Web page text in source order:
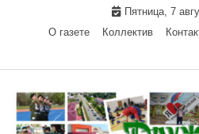
Пятница, 7
О газете
Коллектив